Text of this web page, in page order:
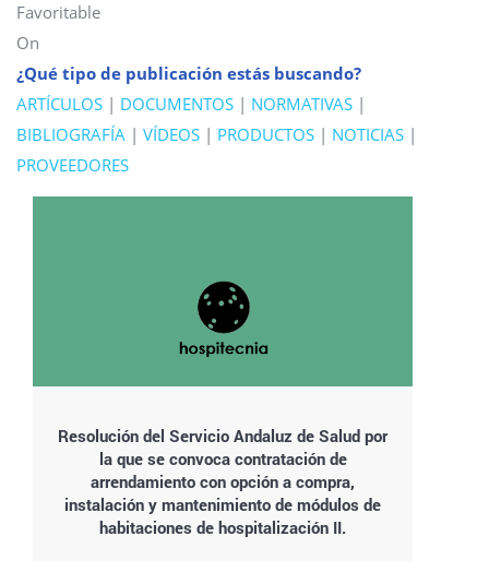
Favoritable
On
¿Qué tipo de publicación estás buscando?
ARTÍCULOS | DOCUMENTOS | NORMATIVAS |
BIBLIOGRAFÍA | VÍDEOS | PRODUCTOS | NOTICIAS |
PROVEEDORES
Resolución del Servicio Andaluz de Salud por
la que se convoca contratación de
arrendamiento con opción a compra,
instalación y mantenimiento de módulos de
habitaciones de hospitalización II.